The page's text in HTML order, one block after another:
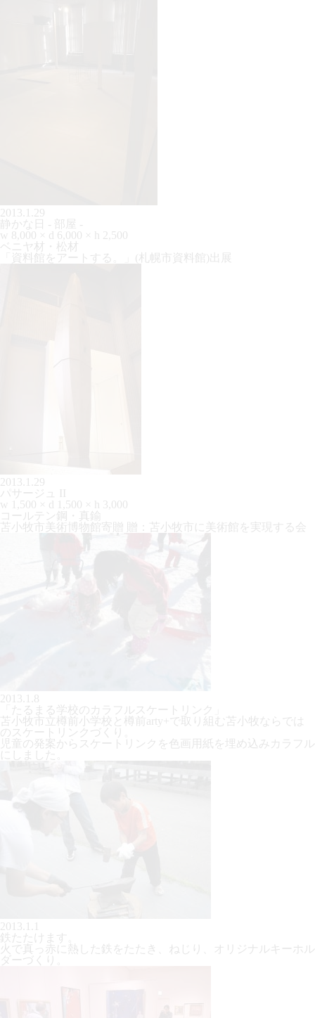
2013.1.29
静かな日 - 部屋 -
w 8,000 × d 6,000 × h 2,500
ベニヤ材・松材
「資料館をアートする。」(札幌市資料館)出展
2013.1.29
パサージュ II
w 1,500 × d 1,500 × h 3,000
コールテン鋼・真鍮
苫小牧市美術博物館寄贈 贈：苫小牧市に美術館を実現する会
2013.1.8
「たるまる学校のカラフルスケートリンク」
苫小牧市立樽前小学校と樽前arty+で取り組む苫小牧ならでは
のスケートリンクづくり。
児童の発案からスケートリンクを色画用紙を埋め込みカラフル
にしました。
2013.1.1
鉄たたけます。
火で真っ赤に熱した鉄をたたき、ねじり、オリジナルキーホル
ダーづくり。